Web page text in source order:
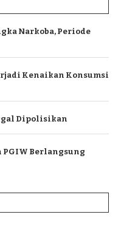
Narkoba, Periode
Kenaikan Konsumsi
Dipolisikan
PGIW Berlangsung